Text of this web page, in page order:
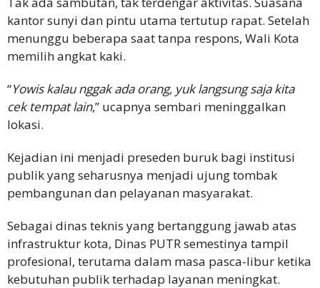
kantor sunyi dan pintu utama tertutup rapat. Setelah
menunggu beberapa saat tanpa respons, Wali Kota
memilih angkat kaki.
“Yowis kalau nggak ada orang, yuk langsung saja kita
cek tempat lain,” ucapnya sembari meninggalkan
lokasi.
Kejadian ini menjadi preseden buruk bagi institusi
publik yang seharusnya menjadi ujung tombak
pembangunan dan pelayanan masyarakat.
Sebagai dinas teknis yang bertanggung jawab atas
infrastruktur kota, Dinas PUTR semestinya tampil
profesional, terutama dalam masa pasca-libur ketika
kebutuhan publik terhadap layanan meningkat.